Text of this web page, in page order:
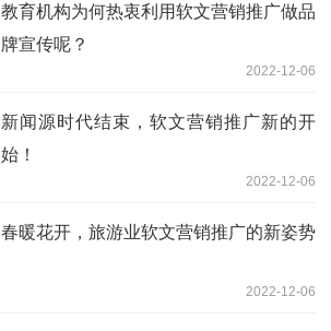
教育机构为何热衷利用软文营销推广做品
牌宣传呢？
2022-12-06
新闻源时代结束，软文营销推广新的开
始！
2022-12-06
春暖花开，旅游业软文营销推广的新姿势
2022-12-06